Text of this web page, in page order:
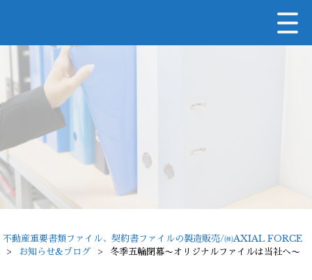
不動産重要書類ファイル、契約書ファイルの製造販売/㈱AXIAL FORCE
>
お知らせ&ブログ > 冬季五輪閉幕〜オリジナルファイルは当社へ〜